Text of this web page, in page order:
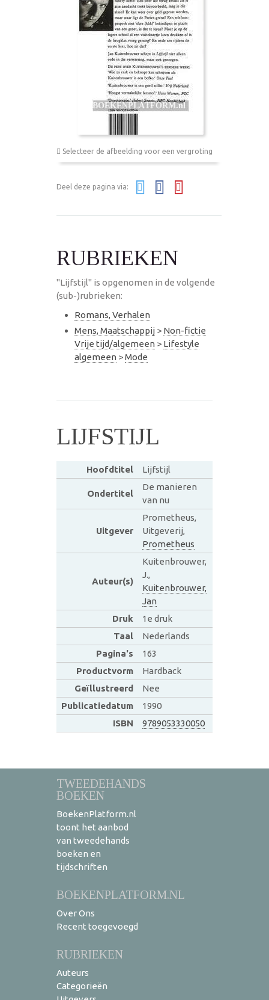
Selecteer de afbeelding voor een vergroting
Deel deze pagina via:
RUBRIEKEN
"Lijfstijl" is opgenomen in de volgende
(sub-)rubrieken:
Romans, Verhalen
Mens, Maatschappij > Non-fictie
Vrije tijd/algemeen > Lifestyle
algemeen >Mode
LIJFSTIJL
Hoofdtitel Lijfstijl
Ondertitel
De manieren
van nu
Uitgever
Prometheus,
Uitgeverij,
Prometheus
Auteur(s)
Kuitenbrouwer,
J.,
Kuitenbrouwer,
Jan
Druk
1e druk
Taal
Nederlands
Pagina's
163
Productvorm
Hardback
Geïllustreerd
Nee
Publicatiedatum
1990
ISBN
9789053330050
TWEEDEHANDS
BOEKEN
BoekenPlatform.nl
toont het aanbod
van tweedehands
boeken en
tijdschriften
BOEKENPLATFORM.NL
Over Ons
Recent toegevoegd
RUBRIEKEN
Auteurs
Categorieën